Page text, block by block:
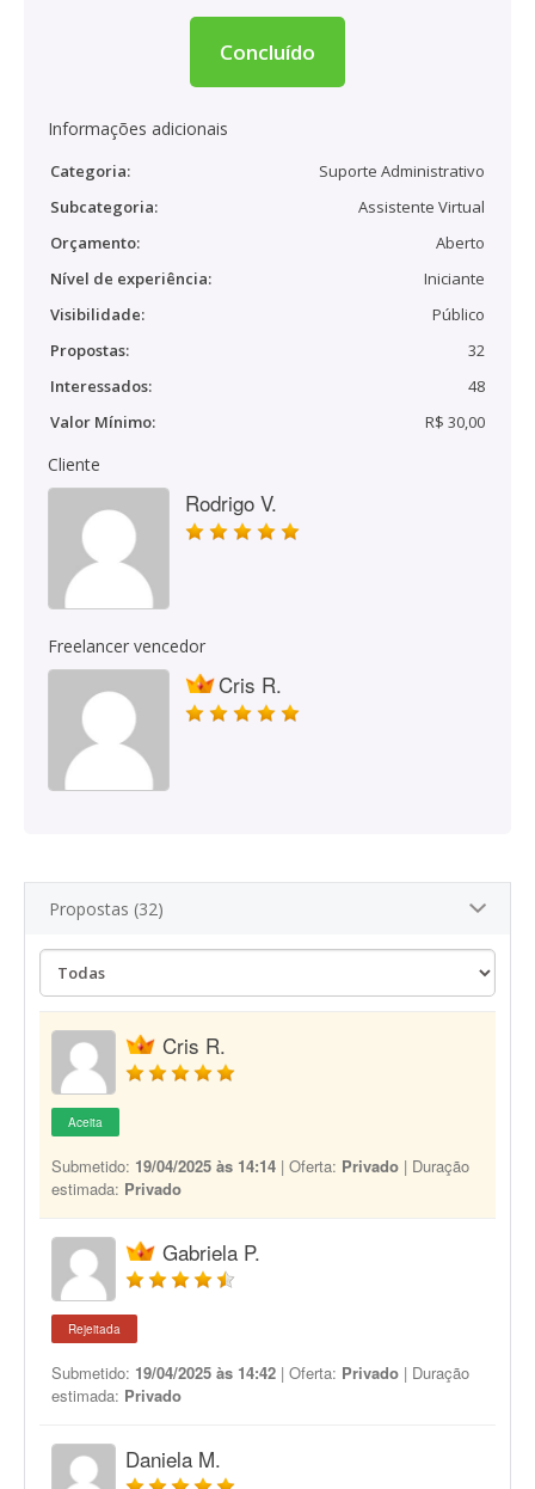
Concluído
Informações adicionais
Categoria:
Suporte Administrativo
Subcategoria:
Assistente Virtual
Orçamento:
Aberto
Nível de experiência:
Iniciante
Visibilidade:
Público
Propostas:
32
Interessados:
48
Valor Mínimo:
R$ 30,00
Cliente
Rodrigo V.
Freelancer vencedor
Cris R.
Propostas (32)
Cris R.
Aceita
Submetido: 19/04/2025 às 14:14 | Oferta: Privado | Duração
estimada: Privado
Gabriela P.
Rejeitada
Submetido: 19/04/2025 às 14:42 | Oferta: Privado | Duração
estimada: Privado
Daniela M.